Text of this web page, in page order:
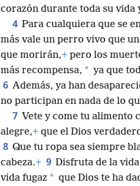
corazón durante toda su vida
4 Para cualquiera que se
más vale un perro vivo que
que morirán,+ pero los
más recompensa, * ya que
6 Además, ya han
no participan en nada de lo
7 Vete y come tu alimento
alegre,+ que el Dios
8 Que tu ropa sea siempre
cabeza.+ 9 Disfruta de la
vida fugaz * que Dios te ha